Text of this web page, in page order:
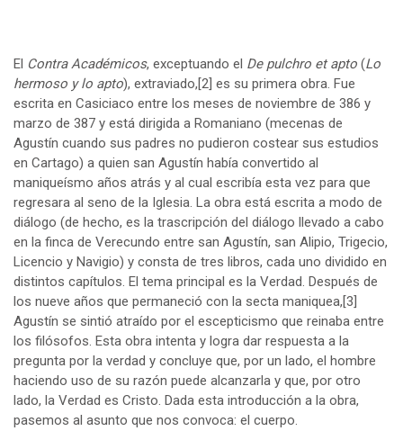
El Contra Académicos, exceptuando el De pulchro et apto (Lo
hermoso y lo apto), extraviado,[2] es su primera obra. Fue
escrita en Casiciaco entre los meses de noviembre de 386 y
marzo de 387 y está dirigida a Romaniano (mecenas de
Agustín cuando sus padres no pudieron costear sus estudios
en Cartago) a quien san Agustín había convertido al
maniqueísmo años atrás y al cual escribía esta vez para que
regresara al seno de la Iglesia. La obra está escrita a modo de
diálogo (de hecho, es la trascripción del diálogo llevado a cabo
en la finca de Verecundo entre san Agustín, san Alipio, Trigecio,
Licencio y Navigio) y consta de tres libros, cada uno dividido en
distintos capítulos. El tema principal es la Verdad. Después de
los nueve años que permaneció con la secta maniquea,[3]
Agustín se sintió atraído por el escepticismo que reinaba entre
los filósofos. Esta obra intenta y logra dar respuesta a la
pregunta por la verdad y concluye que, por un lado, el hombre
haciendo uso de su razón puede alcanzarla y que, por otro
lado, la Verdad es Cristo. Dada esta introducción a la obra,
pasemos al asunto que nos convoca: el cuerpo.